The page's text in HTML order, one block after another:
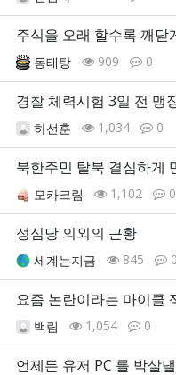
주식을 오래 할수록 깨닫
동태탕 909 0
경찰 체력시험 3일 전 맹
하선훈 1,034 0
북한주민 탈북 결심하게
모카크림 1,102 0
성심당 의외의 근황
세계는지금 845 0
요즘 논란이라는 마이클
백림 1,054 0
언제든 유저 PC 를 박살